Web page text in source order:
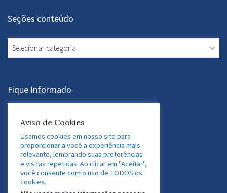
Seções conteúdo
Seções
conteúdo
Fique Informado
Assine a Newsletter
Acesse nossas Redes Sociais
Twitter Facebook
Aviso de Cookies
Usamos cookies em nosso site para
proporcionar a você a experiência mais
relevante, lembrando suas preferências
e visitas repetidas. Ao clicar em "Aceitar",
você consente com o uso de TODOS os
cookies.